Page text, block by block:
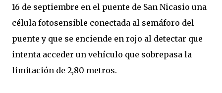
16 de septiembre en el puente de San Nicasio una
célula fotosensible conectada al semáforo del
puente y que se enciende en rojo al detectar que
intenta acceder un vehículo que sobrepasa la
limitación de 2,80 metros.